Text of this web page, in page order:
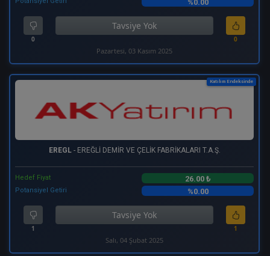
%0.00
0
Tavsiye Yok
0
Pazartesi, 03 Kasım 2025
Katılım Endeksinde
EREGL- EREĞLİ DEMİR VE ÇELİK FABRİKALARI T.A.Ş.
Hedef Fiyat 26.00 ₺
Potansiyel Getiri %0.00
1
Tavsiye Yok
1
Salı, 04 Şubat 2025